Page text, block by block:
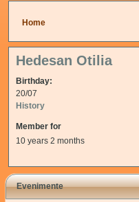
You are here
Home
Hedesan Otilia
Birthday:
20/07
History
Member for
10 years 2 months
Evenimente